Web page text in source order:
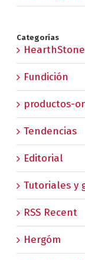
Categorías
HearthStone
Fundición
productos-
Tendencias
Editorial
Tutoriales y
RSS Recent
Hergóm